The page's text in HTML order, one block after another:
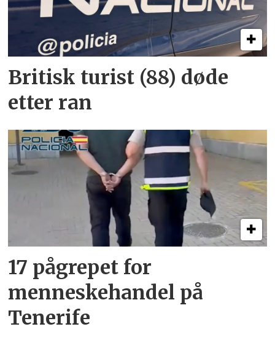
Britisk turist (88) døde
etter ran
17 pågrepet for
menneskehandel på
Tenerife